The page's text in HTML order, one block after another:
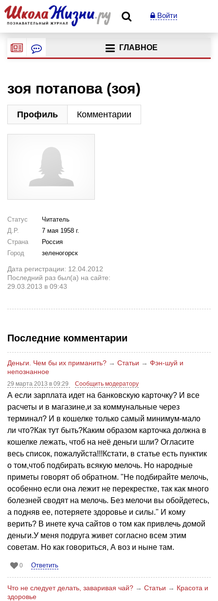
Войти
ГЛАВНОЕ
зоя потапова (зоя)
Профиль Комментарии
Статус
Читатель
Д.Р.
7 мая 1958 г.
Страна
Россия
Город
зеленогорск
Дата регистрации: 12.04.2012
Последний раз был(а) на сайте:
29.03.2013 в 09:43
Последние комментарии
Деньги. Чем бы их приманить? → Статьи → Фэн-шуй и
непознанное
29 марта 2013 в 09:29 Сообщить модератору
А если зарплата идет на банковскую карточку? И все
расчеты и в магазине,и за коммунальные через
терминал? И в кошелке только самый минимум-мало
ли что?Как тут быть?Каким образом карточка должна в
кошелке лежать, чтоб на неё деньги шли? Огласите
весь список, пожалуйста!!!Кстати, в статье есть пунктик
о том,чтоб подбирать всякую мелочь. Но народные
приметы говорят об обратном. "Не подбирайте мелочь,
особенно если она лежит не перекрестке, так как много
болезней сводят на мелочь. Без мелочи вы обойдетесь,
а подняв ее, потеряете здоровье и силы." И кому
верить? В инете куча сайтов о том как привлечь домой
деньги.У меня подруга живет согласно всем этим
советам. Но как говориться, А воз и ныне там.
0 Ответить
Что не следует делать, заваривая чай? → Статьи → Красота и
здоровье